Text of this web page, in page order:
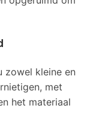
zowel kleine en
met
het materiaal